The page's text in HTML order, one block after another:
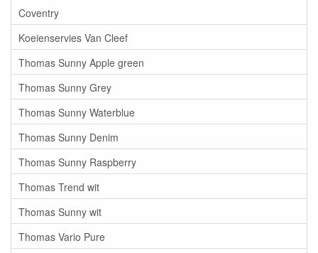
Coventry
Koeienservies Van Cleef
Thomas Sunny Apple green
Thomas Sunny Grey
Thomas Sunny Waterblue
Thomas Sunny Denim
Thomas Sunny Raspberry
Thomas Trend wit
Thomas Sunny wit
Thomas Vario Pure